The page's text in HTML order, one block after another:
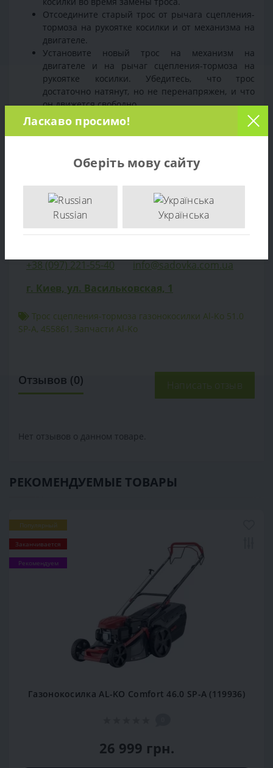
Отсоедините старый трос от рычага сцепления-
тормоза на рукоятке косилки и от механизма на
двигателе.
Установите новый трос на механизм на
двигателе и на рычаг сцепления-тормоза на
рукоятке косилки. Убедитесь, что трос
достаточно натянут, но не перенапряжен, и что
он движется свободно.
Проверьте работу троса, нажимая на рычаг
сцепления-тормоза и убедитесь, что двигатель
также что колеса косилки поворачиваются при
необходимости.
трос на косилке, используя крепежные элементы.
Если вы не уверены в своей способности выполнить
эту задачу, лучше обратиться за помощью к
+38 (097) 221-55-40
info@sadovka.com.ua
г. Киев, ул. Васильковская, 1
Трос сцепления-тормоза газонокосилки Al-Ko 51.0
SP-A, 455861 , Запчасти Al-Ko
Отзывов (0) Написать отзыв
Нет отзывов о данном товаре.
РЕКОМЕНДУЕМЫЕ ТОВАРЫ
Популярный
Заканчивается
Рекомендуем
Газонокосилка AL-KO Comfort 46.0 SP-A (119936)
26 999 грн.
Ласкаво просимо!
Оберіть мову сайту
Russian Українська